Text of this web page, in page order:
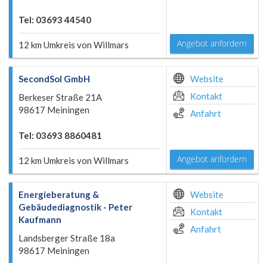
Tel: 03693 44540
12 km Umkreis von Willmars Angebot anfordern
SecondSol GmbH
Berkeser Straße 21A
98617 Meiningen
Tel: 03693 8860481
12 km Umkreis von Willmars
Website
Kontakt
Anfahrt
Angebot anfordern
Energieberatung &
Gebäudediagnostik - Peter
Kaufmann
Landsberger Straße 18a
98617 Meiningen
Website
Kontakt
Anfahrt